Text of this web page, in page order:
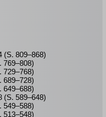
(S. 809–868)
769–808)
729–768)
689–728)
649–688)
(S. 589–648)
549–588)
513–548)